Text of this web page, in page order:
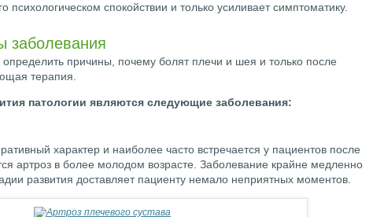
психологическом спокойствии и только усиливает симптоматику.
заболевания
причины, почему болят плечи и шея и только после
терапия.
патологии являются следующие заболевания:
характер и наиболее часто встречается у пациентов после
артроз в более молодом возрасте. Заболевание крайне медленно
развития доставляет пациенту немало неприятных моментов.